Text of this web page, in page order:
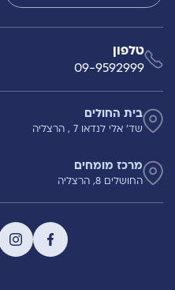
טלפון
09-9592999
בית החולים
שד' אלי לנדאו 7 , הרצליה
מרכז מומחים
החושלים 8, הרצליה